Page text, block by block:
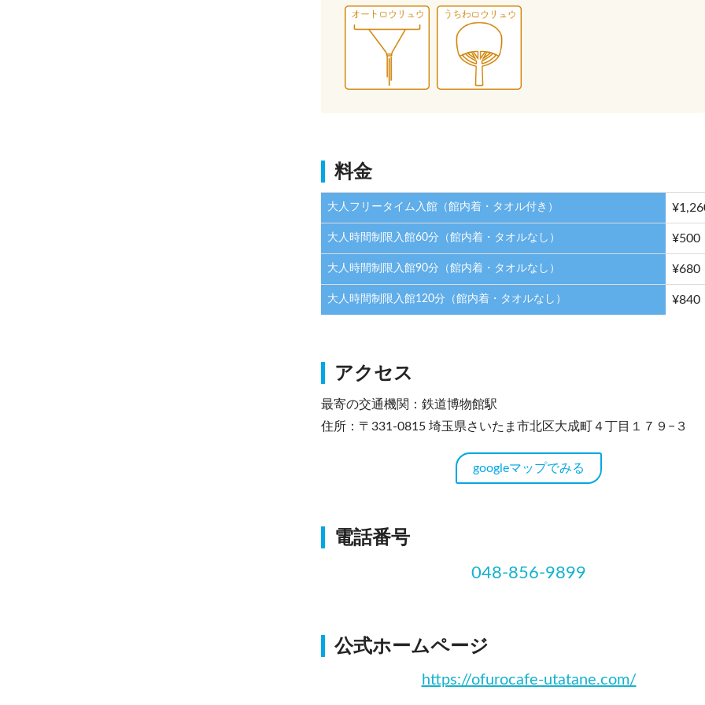
料金
大人フリータイム入館（館内着・タオル付き）
大人時間制限入館60分（館内着・タオルなし） ¥500
大人時間制限入館90分（館内着・タオルなし） ¥680
大人時間制限入館120分（館内着・タオルなし） ¥840
アクセス
最寄の交通機関：鉄道博物館駅
住所：〒331-0815 埼玉県さいたま市北区大成町４丁目１７９−３
googleマップでみる
電話番号
048-856-9899
公式ホームページ
https://ofurocafe-utatane.com/